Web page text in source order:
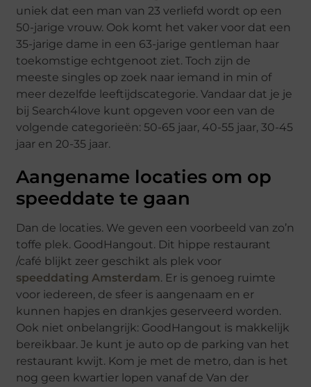
uniek dat een man van 23 verliefd wordt op een
50-jarige vrouw. Ook komt het vaker voor dat een
35-jarige dame in een 63-jarige gentleman haar
toekomstige echtgenoot ziet. Toch zijn de
meeste singles op zoek naar iemand in min of
meer dezelfde leeftijdscategorie. Vandaar dat je je
bij Search4love kunt opgeven voor een van de
volgende categorieën: 50-65 jaar, 40-55 jaar, 30-45
jaar en 20-35 jaar.
Aangename locaties om op
speeddate te gaan
Dan de locaties. We geven een voorbeeld van zo’n
toffe plek. GoodHangout. Dit hippe restaurant
/café blijkt zeer geschikt als plek voor
speeddating Amsterdam. Er is genoeg ruimte
voor iedereen, de sfeer is aangenaam en er
kunnen hapjes en drankjes geserveerd worden.
Ook niet onbelangrijk: GoodHangout is makkelijk
bereikbaar. Je kunt je auto op de parking van het
restaurant kwijt. Kom je met de metro, dan is het
nog geen kwartier lopen vanaf de Van der